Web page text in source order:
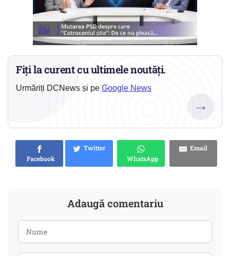
Fiți la curent cu ultimele noutăți.
Urmăriți DCNews și pe Google News
→
Facebook
Twitter
WhatsApp
Email
Adaugă comentariu